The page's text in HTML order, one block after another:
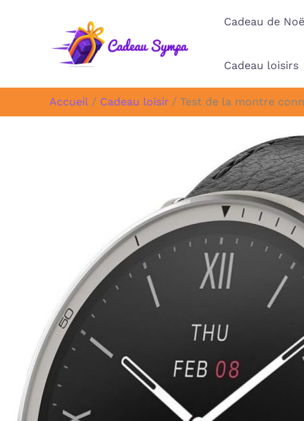
Cadeau de
Cadeau loisirs
Accueil Cadeau loisir Test de la montre